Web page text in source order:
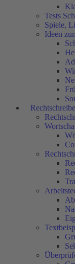
Tests
Spiele,
Ideen